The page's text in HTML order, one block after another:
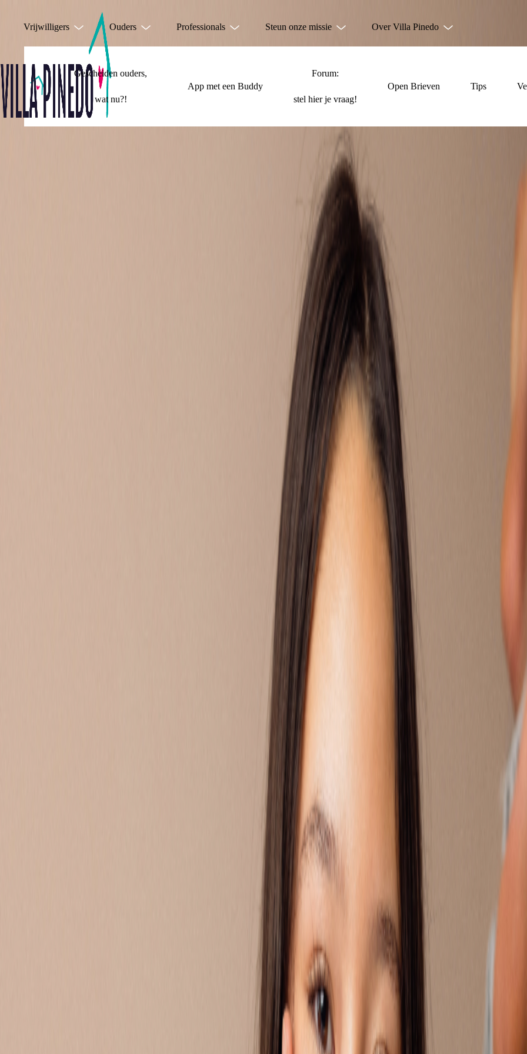
Vrijwilligers Ouders Professionals Steun onze missie Over Villa Pinedo
Gescheiden ouders,
wat nu?!
App met een Buddy
Forum:
stel hier je vraag!
Open Brieven Tips
JE HOEFT HET NIET ALLEEN TE
Soms wil je gewoon even je verhaal kwijt. Omdat je ouders gescheiden zijn, of omdat er thuis van alles speelt. Hier kun
je je vragen stellen, andere kinderen en jongeren snappen precies wat jij meemaakt en reageren met tips of een luisterend
Liever 1 op 1 chatten met iemand die het zelf ook heeft meegemaakt? Bij Villa Pinedo kun je ook een eigen Buddy
STUUR JE EIGEN VRAAG IN
CHAT MET EEN BUDDY
mijn ouders mijn woonsituatie
ZOEK OP HET FORUM NAAR VRAGEN VAN ANDEREN